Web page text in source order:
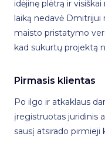
idėjinę plėtrą ir
laiką nedavė Dmitrijui
maisto pristatymo
kad sukurtų projektą
Pirmasis klientas
Po ilgo ir atkaklaus
įregistruotas juridinis
sausį atsirado pirmieji